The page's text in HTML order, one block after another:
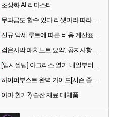
초상화 AI 리마스터
무과금도 할수 있다 리셋마라 따라하기
신규 악세 루트에 따른 비용 계산표 #에크레타#아페론#카라자드#데보레카
검은사막 패치노트 요약, 공지사항 검색, AI 사서 사이트 공유 (칼페온 도서관)
[임시짤팁] 아그리스 열기 내일부터 꺼봅시다.
하이퍼부스트 완벽 가이드[시즌 졸업 부터 공방합 750까지] _ 21시간 26분 컷 성장 꿀팁 총 정리
아마 환기?) 술잔 재료 대체품